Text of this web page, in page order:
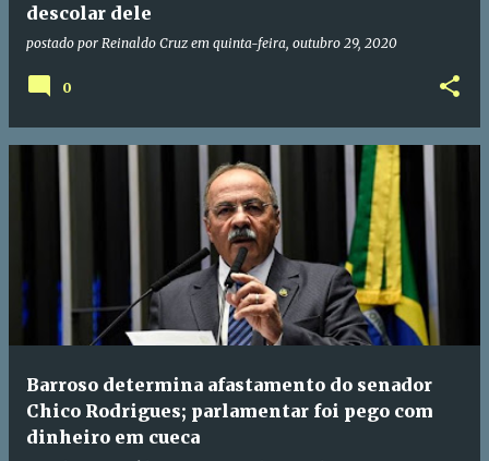
descolar dele
postado por Reinaldo Cruz em quinta-feira, outubro 29, 2020
0
Barroso determina afastamento do senador
Chico Rodrigues; parlamentar foi pego com
dinheiro em cueca